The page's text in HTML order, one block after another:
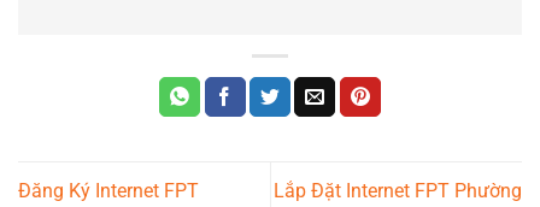
Đăng Ký Internet FPT
Lắp Đặt Internet FPT Phường